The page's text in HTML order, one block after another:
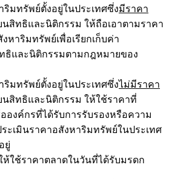
พย์ตั้งอยู่ในประเทศซึ่งมีราคา
นสิทธิและนิติกรรม ให้ถือเอาตามราคา
หาริมทรัพย์เพื่อเรียกเก็บค่า
ธิและนิติกรรมตามกฎหมายของ
พย์ตั้งอยู่ในประเทศซึ่งไม่มีราคา
นสิทธิและนิติกรรม ให้ใช้ราคาที่
องค์กรที่ได้รับการรับรองหรือความ
ะเมินราคาอสังหาริมทรัพย์ในประเทศ
ยู่
าคาตลาดในวันที่ได้รับมรดก